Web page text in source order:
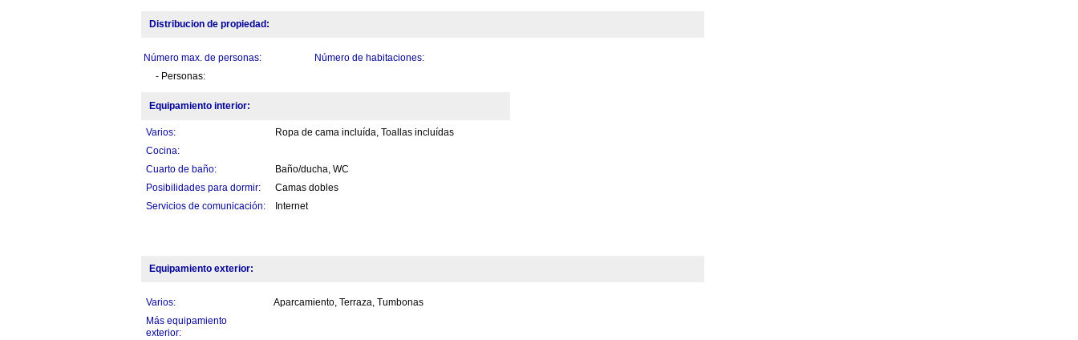
Distribucion de propiedad:
Número max. de personas:
- Personas:
Número de habitaciones:
Equipamiento interior:
Varios:
Ropa de cama incluída, Toallas incluídas
Cocina:
Cuarto de baño:
Baño/ducha, WC
Posibilidades para dormir:
Camas dobles
Servicios de comunicación:
Internet
Equipamiento exterior:
Varios:
Aparcamiento, Terraza, Tumbonas
Más equipamiento
exterior: